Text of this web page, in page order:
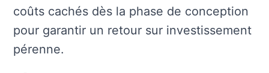
coûts cachés dès la phase de conception
pour garantir un retour sur investissement
pérenne.